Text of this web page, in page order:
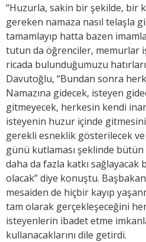
“Huzurla, sakin bir şekilde, bir
gereken namaza nasıl telaşla
tamamlayıp hatta bazen
tutun da öğrenciler, memurlar
ricada bulunduğumuzu
Davutoğlu, “Bundan sonra
Namazına gidecek, isteyen
gitmeyecek, herkesin kendi
isteyenin huzur içinde
gerekli esneklik gösterilecek
günü kutlaması şeklinde
daha da fazla katkı
olacak” diye konuştu.
mesaiden de hiçbir kayıp
tam olarak gerçekleşeceğini
isteyenlerin ibadet etme
kullanacaklarını dile getirdi.